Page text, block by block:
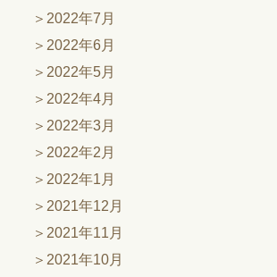
2022年7月
2022年6月
2022年5月
2022年4月
2022年3月
2022年2月
2022年1月
2021年12月
2021年11月
2021年10月